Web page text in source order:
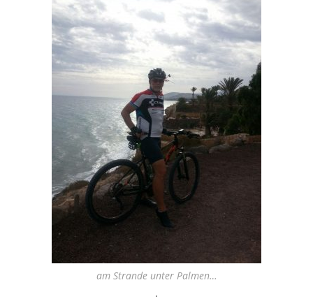
am Strande unter Palmen…
.